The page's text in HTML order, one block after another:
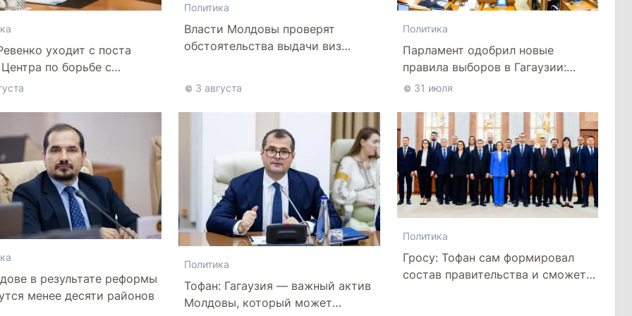
уходит с поста
по борьбе с
Политика
Власти Молдовы проверят
обстоятельства выдачи виз
3 августа
Политика
Парламент одобрил новые
правила выборов в Гагаузии:
оппозиция критикует
31 июля
в результате реформы
менее десяти районов
Политика
Тофан: Гагаузия — важный актив
Молдовы, который может
Политика
Гросу: Тофан сам формировал
состав правительства и сможет